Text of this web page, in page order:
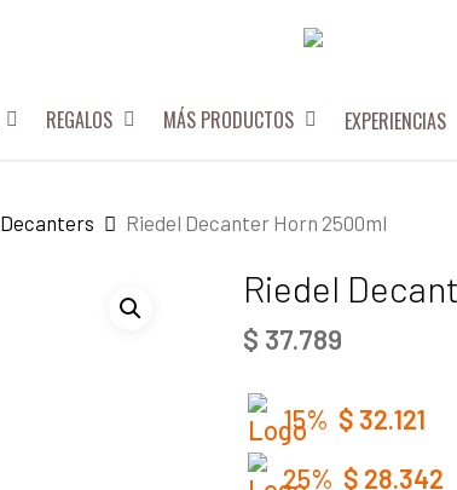
REGALOS MÁS PRODUCTOS EXPERIENCIAS
Decanters Riedel Decanter Horn 2500ml
Riedel
$ 37.789
15% $ 32.121
25% $ 28.342